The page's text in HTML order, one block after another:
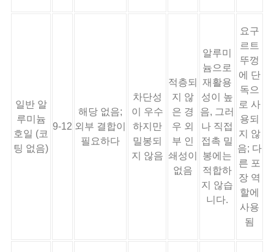
일반 알
루미늄
호일 (코
팅 없음)
9-12
해당 없음;
외부 결합이
필요하다
차단성
이 우수
하지만
밀봉되
지 않음
적층되
지 않
은 경
우 외
부 인
쇄성이
없음
알루미
늄으로
재활용
성이 높
음, 그러
나 직접
접촉 밀
봉에는
적합하
지 않습
니다.
요구
르트
뚜껑
에 단
독으
로 사
용되
지 않
음; 다
른 포
장 역
할에
사용
됨